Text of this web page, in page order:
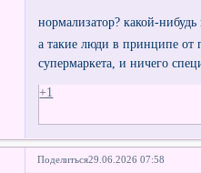
нормализатор? какой-
а такие люди в принципе от
супермаркета, и ничего
+1
Поделиться29.06.2026 07:58